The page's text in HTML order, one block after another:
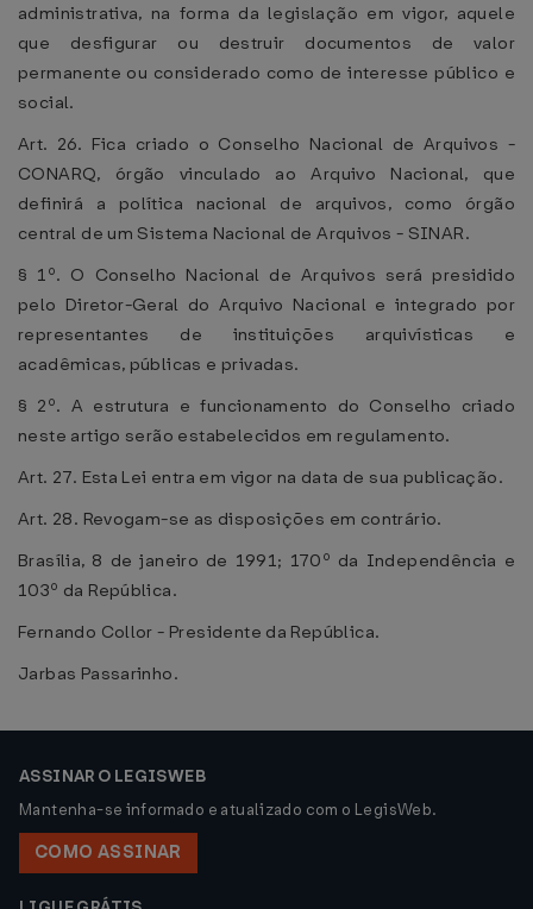
administrativa, na forma da legislação em vigor, aquele
que desfigurar ou destruir documentos de valor
permanente ou considerado como de interesse público e
social.
Art. 26. Fica criado o Conselho Nacional de Arquivos -
CONARQ, órgão vinculado ao Arquivo Nacional, que
definirá a política nacional de arquivos, como órgão
central de um Sistema Nacional de Arquivos - SINAR.
§ 1º. O Conselho Nacional de Arquivos será presidido
pelo Diretor-Geral do Arquivo Nacional e integrado por
representantes de instituições arquivísticas e
acadêmicas, públicas e privadas.
§ 2º. A estrutura e funcionamento do Conselho criado
neste artigo serão estabelecidos em regulamento.
Art. 27. Esta Lei entra em vigor na data de sua publicação.
Art. 28. Revogam-se as disposições em contrário.
Brasília, 8 de janeiro de 1991; 170º da Independência e
103º da República.
Fernando Collor - Presidente da República.
Jarbas Passarinho.
ASSINAR O LEGISWEB
Mantenha-se informado e atualizado com o LegisWeb.
COMO ASSINAR